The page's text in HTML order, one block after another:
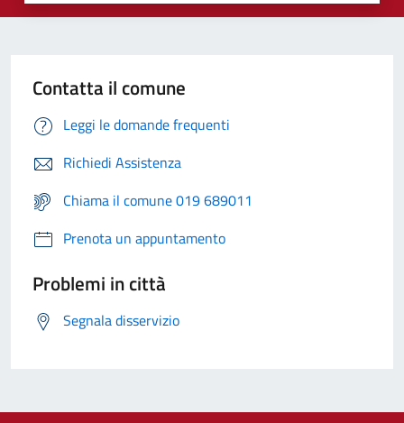
Contatta il comune
Leggi le domande frequenti
Richiedi Assistenza
Chiama il comune 019 689011
Prenota un appuntamento
Problemi in città
Segnala disservizio